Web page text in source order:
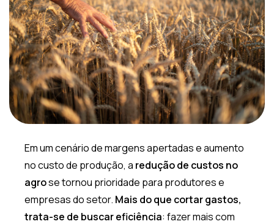
Em um cenário de margens apertadas e aumento
no custo de produção, a redução de custos no
agrose tornou prioridade para produtores e
empresas do setor. Mais do que cortar gastos,
trata-se de buscar eficiência: fazer mais com